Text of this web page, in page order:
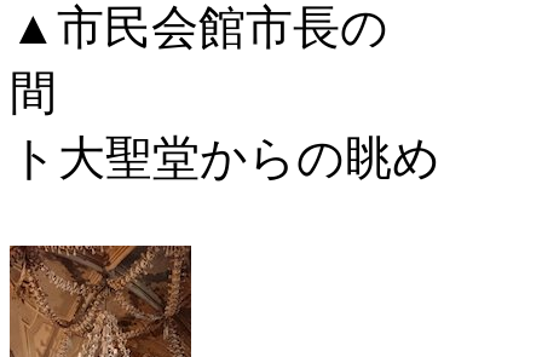
▲市民会館市長の
間 ▲
ト大聖堂からの眺め